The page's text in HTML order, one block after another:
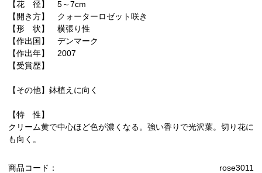
【花 径】 5～7cm
【開き方】 クォーターロゼット咲き
【形 状】 横張り性
【作出国】 デンマーク
【作出年】 2007
【受賞歴】
【その他】鉢植えに向く
【特 性】
クリーム黄で中心ほど色が濃くなる。強い香りで光沢葉。切り花に
も向く。
商品コード： rose3011